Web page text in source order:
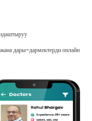
дары-дармектерди онлайн